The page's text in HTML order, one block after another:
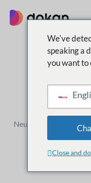
Inhalt
springen
Neue Versionen,
We've
speaking a
you want to
Close and